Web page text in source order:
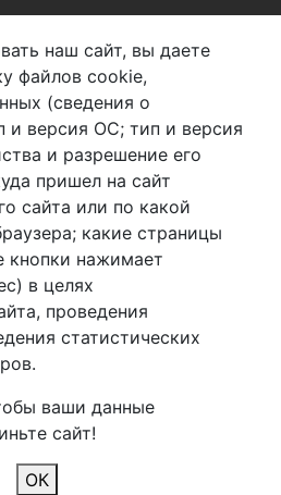
продажи
пер.
2.
© Арбен
наш сайт, вы даете
файлов cookie,
(сведения о
и версия ОС; тип и версия
и разрешение его
пришел на сайт
сайта или по какой
какие страницы
кнопки нажимает
в целях
проведения
статистических
ваши данные
сайт!
ОК